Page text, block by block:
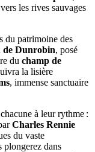
les rives sauvages
du patrimoine des
de Dunrobin, posé
du champ de
la lisière
, immense sanctuaire
à leur rythme :
Charles Rennie
du vaste
plongerez dans